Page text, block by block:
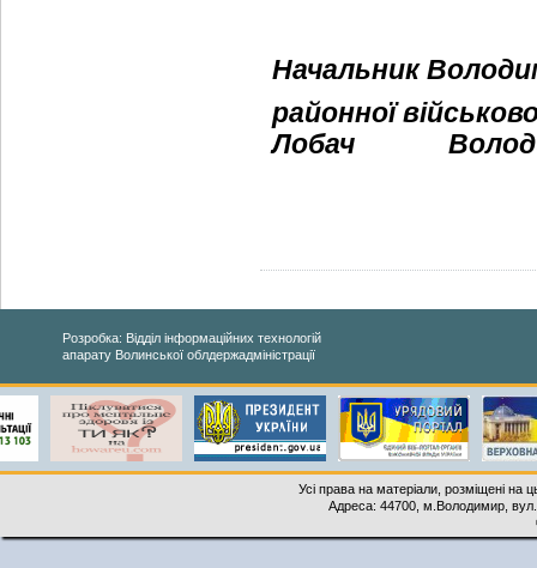
Начальник
районної
Лобач
Розробка: Відділ інформаційних технологій
апарату Волинської облдержадміністрації
Усі права на матеріали, розміщені на
Адреса: 44700, м.Володимир,